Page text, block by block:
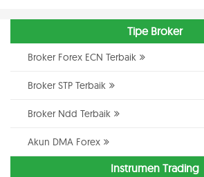
Tipe Broker
Broker Forex ECN Terbaik
Broker STP Terbaik
Broker Ndd Terbaik
Akun DMA Forex
Instrumen Trading